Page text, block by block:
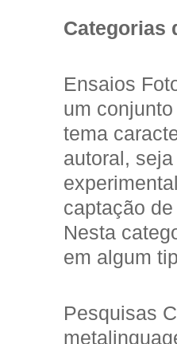
Categorias
Ensaios
um
tema
autoral,
captação
Nesta
em algum
Pesquisas